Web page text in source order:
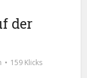
der
159 Klicks